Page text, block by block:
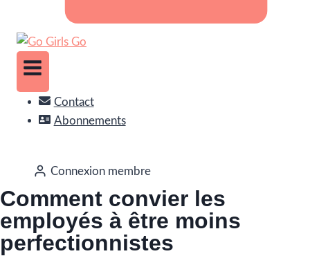
Contact
Abonnements
Connexion membre
Comment convier les
employés à être moins
perfectionnistes